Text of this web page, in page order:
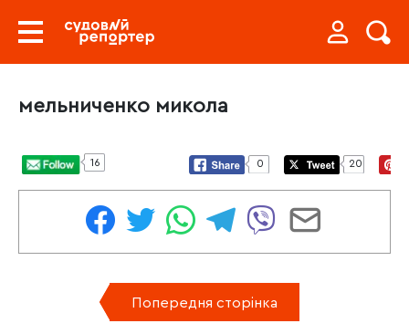
мельниченко микола
16 0 20
Попередня сторінка